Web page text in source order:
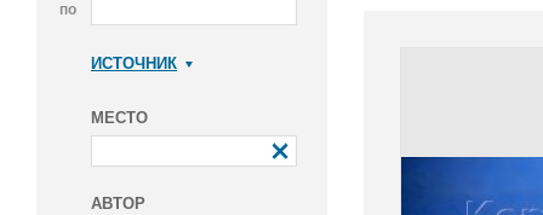
по
ИСТОЧНИК
МЕСТО
АВТОР